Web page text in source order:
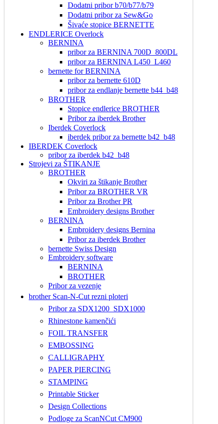
Dodatni pribor b70/b77/b79
Dodatni pribor za Sew&Go
Šivaće stopice BERNETTE
ENDLERICE Overlock
BERNINA
pribor za BERNINA 700D_800DL
pribor za BERNINA L450_L460
bernette for BERNINA
pribor za bernette 610D
pribor za endlanje bernette b44_b48
BROTHER
Stopice endlerice BROTHER
Pribor za iberdek Brother
Iberdek Coverlock
iberdek pribor za bernette b42_b48
IBERDEK Coverlock
pribor za iberdek b42_b48
Strojevi za ŠTIKANJE
BROTHER
Okviri za štikanje Brother
Pribor za BROTHER VR
Pribor za Brother PR
Embroidery designs Brother
BERNINA
Embroidery designs Bernina
Pribor za iberdek Brother
bernette Swiss Design
Embroidery software
BERNINA
BROTHER
Pribor za vezenje
brother Scan-N-Cut rezni ploteri
Pribor za SDX1200_SDX1000
Rhinestone kamenčići
FOIL TRANSFER
EMBOSSING
CALLIGRAPHY
PAPER PIERCING
STAMPING
Printable Sticker
Design Collections
Podloge za ScanNCut CM900